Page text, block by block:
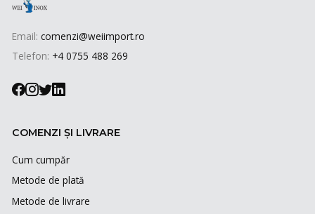
Email: comenzi@weiimport.ro
Telefon: +4 0755 488 269
COMENZI ȘI LIVRARE
Cum cumpăr
Metode de plată
Metode de livrare